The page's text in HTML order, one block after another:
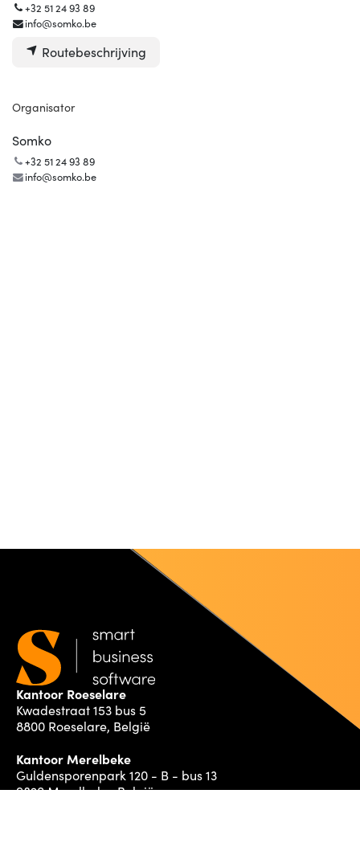
+32 51 24 93 89
info@somko.be
Routebeschrijving
Organisator
Somko
+32 51 24 93 89
info@somko.be
Kantoor Roeselare
Kwadestraat 153 bus 5
8800 Roeselare, België
Kantoor Merelbeke
Guldensporenpark 120 - B - bus 13
9820 Merelbeke, België